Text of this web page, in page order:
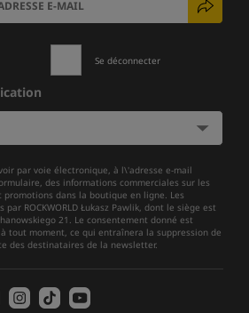
Se déconnecter
par voie électronique, à l\'adresse e-mail
des informations commerciales sur les
dans la boutique en ligne. Les
ROCKWORLD Łukasz Pawlik, dont le siège est
21. Le consentement donné est
tout moment, ce qui entraînera la suppression de
des destinataires de la newsletter.